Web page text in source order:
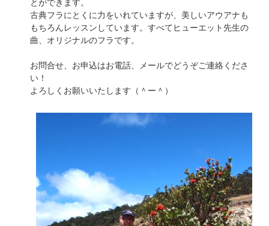
とができます。
古典フラにとくに力をいれていますが、美しいアウアナも
もちろんレッスンしています。すべてヒューエット先生の
曲、オリジナルのフラです。
お問合せ、お申込はお電話、メールでどうぞご連絡くださ
い！
よろしくお願いいたします（＾ー＾）